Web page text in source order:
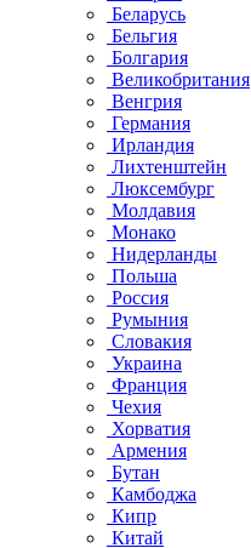
Беларусь
Бельгия
Болгария
Великобритания
Венгрия
Германия
Ирландия
Лихтенштейн
Люксембург
Молдавия
Монако
Нидерланды
Польша
Россия
Румыния
Словакия
Украина
Франция
Чехия
Хорватия
Армения
Бутан
Камбоджа
Кипр
Китай